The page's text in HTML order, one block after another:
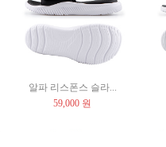
알파 리스폰스 슬라...
59,000 원